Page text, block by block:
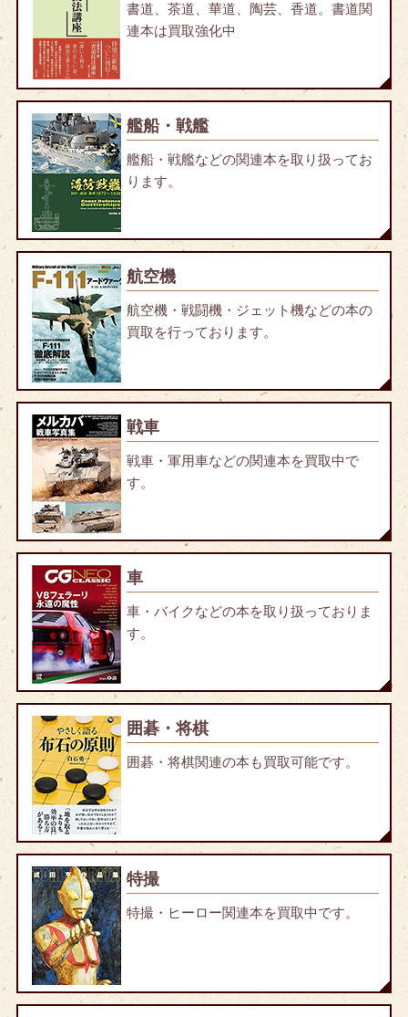
書道、茶道、華道、陶芸、香道。書道関
連本は買取強化中
艦船・戦艦
艦船・戦艦などの関連本を取り扱ってお
ります。
航空機
航空機・戦闘機・ジェット機などの本の
買取を行っております。
戦車
戦車・軍用車などの関連本を買取中で
す。
車
車・バイクなどの本を取り扱っておりま
す。
囲碁・将棋
囲碁・将棋関連の本も買取可能です。
特撮
特撮・ヒーロー関連本を買取中です。